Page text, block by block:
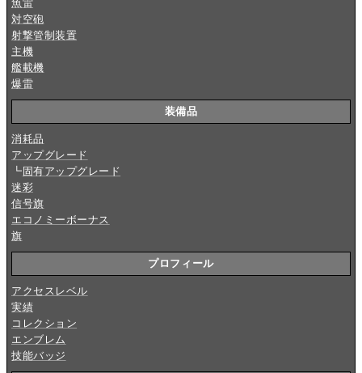
魚雷
対空砲
射撃管制装置
主機
艦載機
爆雷
装備品
消耗品
アップグレード
┗ 固有アップグレード
迷彩
信号旗
エコノミーボーナス
旗
プロフィール
アクセスレベル
実績
コレクション
エンブレム
技能バッジ